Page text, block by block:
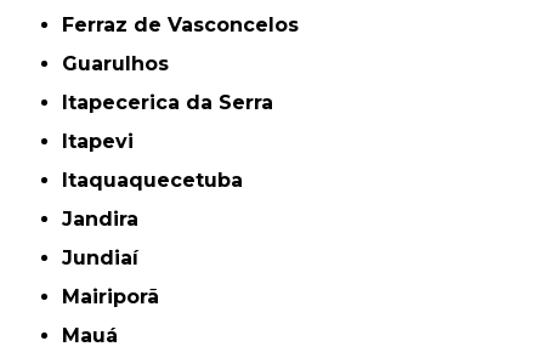
Ferraz de Vasconcelos
Guarulhos
Itapecerica da Serra
Itapevi
Itaquaquecetuba
Jandira
Jundiaí
Mairiporã
Mauá